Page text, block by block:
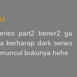
part2 bener2 ga
berharap dark series
bukunya hehe